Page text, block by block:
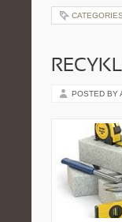
POSTED BY